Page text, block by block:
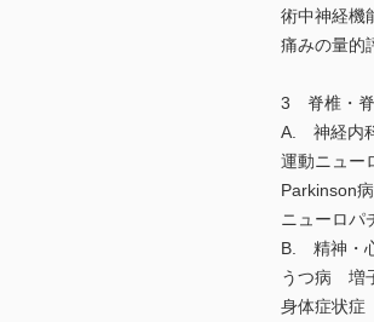
術中神経機
痛みの量
3 脊椎・脊
A. 神経内
運動ニュ
Parkinson
ニューロ
B. 精神・
うつ病 増
身体症状